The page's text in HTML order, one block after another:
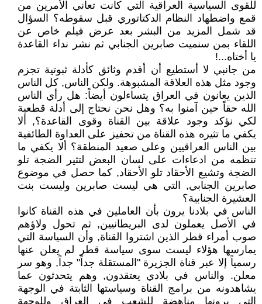
للقوى السياسية العراقية التي كانت تعاني الأمرين من
قمع واضطهاد النظام الدكتاتوري قبل سقوطه؟ السؤال
قد شمل المزيد من البشر بعد عرض فيلم خاص عن
اللقاء بمن سنميت صابرين الجنابي ثم نشر نداء القاعدة
يا أختاه...!
من جانبي لا أستطيع أن أقدم وثائق كأدلة ثبوتية تجزم
وجود مثل هذه العلاقة المشبوهة. ولكن الناس, كل الناس
الذين يعانون في العراق يتساءلون أيضاً: هل رأي الناس
الله حقاً حين آمنوا به؟ وهل نحن نحتاج إلى أدلة قطعية
لكي نؤكد وجود علاقة بين القناة وقوى القاعدة؟, ألا
يكفي ما تثيره هذه القناة من تحفيز على العداوة الطائفية
بين الناس العراقيين وعلى صعيد المنطقة؟ ألا يكفي ما
تنظمه من ادعاءات على لسان البعض لتثير الضجة تلو
الضجة وتشيع الأحقاد تلو الأحقاد, كما حصل في موضوع
صابرين الجنابي, التي هي ليست صابرين وليست بنت
العشيرة الجنابية؟
الناس في بلادنا يرون بأن العاملين في هذه القناة كانوا
في الأصل يعملون لدى البريطانيين, ثم تحول ولاؤهم
صوب أمراء قطر الذين اشتروا القناة, وأن السياسة التي
يمارسها هؤلاء ليست سوى سياسة قطر لم يعلن عنها
رسمياً إلا عبر قناة الجزيرة "المستقلة جداً" جداً, وهو سر
معلن. والناس في بلادي يعتقدون, وهم يتحدثون عما
يشاهدونه من برامج القناة وسياستها الثابتة في الوجهة
التي يرونها مناهضة للشعب في العراق وللوجهة